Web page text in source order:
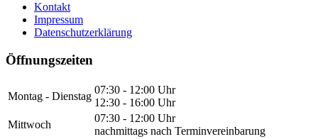
Kontakt
Impressum
Datenschutzerklärung
Öffnungszeiten
Montag - Dienstag
07:30 - 12:00 Uhr
12:30 - 16:00 Uhr
Mittwoch
07:30 - 12:00 Uhr
nachmittags nach Terminvereinbarung